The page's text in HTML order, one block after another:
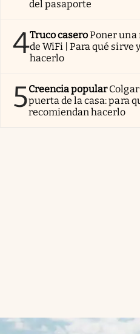
del pasaporte
4Truco caseroPoner
de WiFi | Para qué sirve
hacerlo
5Creencia popular
puerta de la casa: para
recomiendan hacerlo